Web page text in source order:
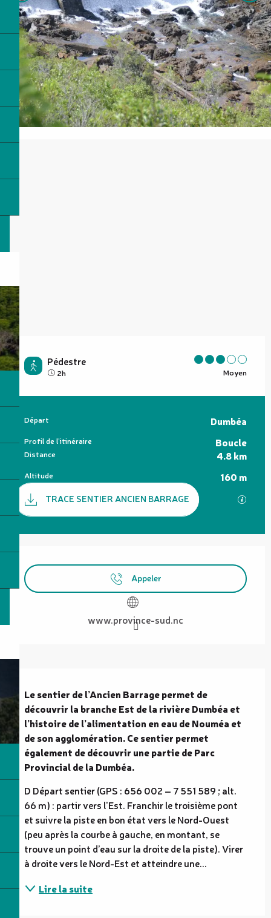
Pédestre
2h Moyen
Informations pratiques
Départ Dumbéa
Profil de l’itinéraire Boucle
Distance 4.8 km
Altitude 160 m
DocumentationTRACE SENTIER ANCIEN BARRAGE
Ouverture et coordonnées
Appeler
www.province-sud.nc
Le sentier de l’Ancien Barrage permet de
découvrir la branche Est de la rivière Dumbéa et
l’histoire de l’alimentation en eau de Nouméa et
de son agglomération. Ce sentier permet
également de découvrir une partie de Parc
Provincial de la Dumbéa.
D Départ sentier (GPS : 656 002 – 7 551 589 ; alt.
66 m) : partir vers l’Est. Franchir le troisième pont
et suivre la piste en bon état vers le Nord-Ouest
(peu après la courbe à gauche, en montant, se
trouve un point d’eau sur la droite de la piste). Virer
à droite vers le Nord-Est et atteindre une...
Lire la suite